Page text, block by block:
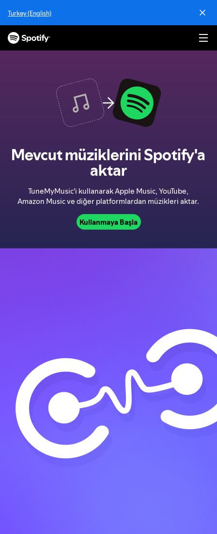
e
Turkey (English)
Mevcut müziklerini Spotify'a
aktar
TuneMyMusic'i kullanarak Apple Music, YouTube,
Amazon Music ve diğer platformlardan müzikleri aktar.
Kullanmaya Başla